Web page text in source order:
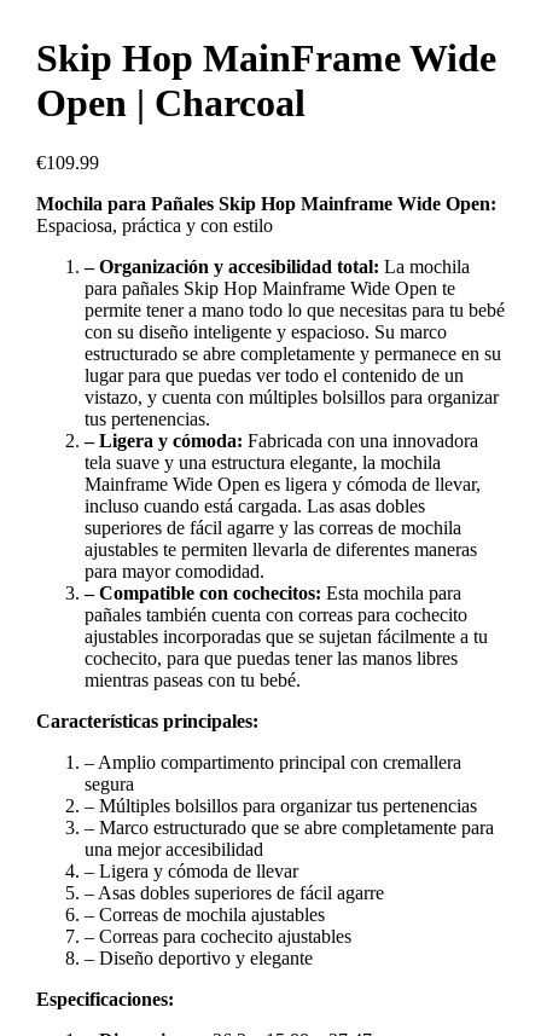
Skip Hop MainFrame Wide
Open | Charcoal
€109.99
Mochila para Pañales Skip Hop Mainframe Wide Open:
Espaciosa, práctica y con estilo
– Organización y accesibilidad total: La mochila
para pañales Skip Hop Mainframe Wide Open te
permite tener a mano todo lo que necesitas para tu bebé
con su diseño inteligente y espacioso. Su marco
estructurado se abre completamente y permanece en su
lugar para que puedas ver todo el contenido de un
vistazo, y cuenta con múltiples bolsillos para organizar
tus pertenencias.
– Ligera y cómoda: Fabricada con una innovadora
tela suave y una estructura elegante, la mochila
Mainframe Wide Open es ligera y cómoda de llevar,
incluso cuando está cargada. Las asas dobles
superiores de fácil agarre y las correas de mochila
ajustables te permiten llevarla de diferentes maneras
para mayor comodidad.
– Compatible con cochecitos: Esta mochila para
pañales también cuenta con correas para cochecito
ajustables incorporadas que se sujetan fácilmente a tu
cochecito, para que puedas tener las manos libres
mientras paseas con tu bebé.
Características principales:
– Amplio compartimento principal con cremallera
segura
– Múltiples bolsillos para organizar tus pertenencias
– Marco estructurado que se abre completamente para
una mejor accesibilidad
– Ligera y cómoda de llevar
– Asas dobles superiores de fácil agarre
– Correas de mochila ajustables
– Correas para cochecito ajustables
– Diseño deportivo y elegante
Especificaciones: